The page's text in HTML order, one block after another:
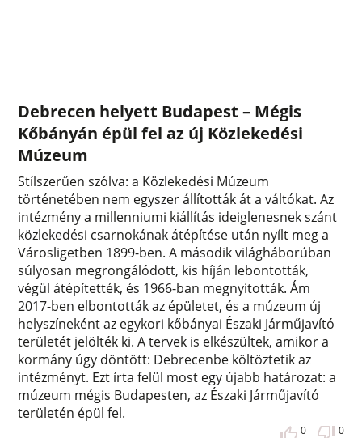
Debrecen helyett Budapest – Mégis
Kőbányán épül fel az új Közlekedési
Múzeum
Stílszerűen szólva: a Közlekedési Múzeum
történetében nem egyszer állították át a váltókat. Az
intézmény a millenniumi kiállítás ideiglenesnek szánt
közlekedési csarnokának átépítése után nyílt meg a
Városligetben 1899-ben. A második világháborúban
súlyosan megrongálódott, kis híján lebontották,
végül átépítették, és 1966-ban megnyitották. Ám
2017-ben elbontották az épületet, és a múzeum új
helyszíneként az egykori kőbányai Északi Járműjavító
területét jelölték ki. A tervek is elkészültek, amikor a
kormány úgy döntött: Debrecenbe költöztetik az
intézményt. Ezt írta felül most egy újabb határozat: a
múzeum mégis Budapesten, az Északi Járműjavító
területén épül fel.
0 0